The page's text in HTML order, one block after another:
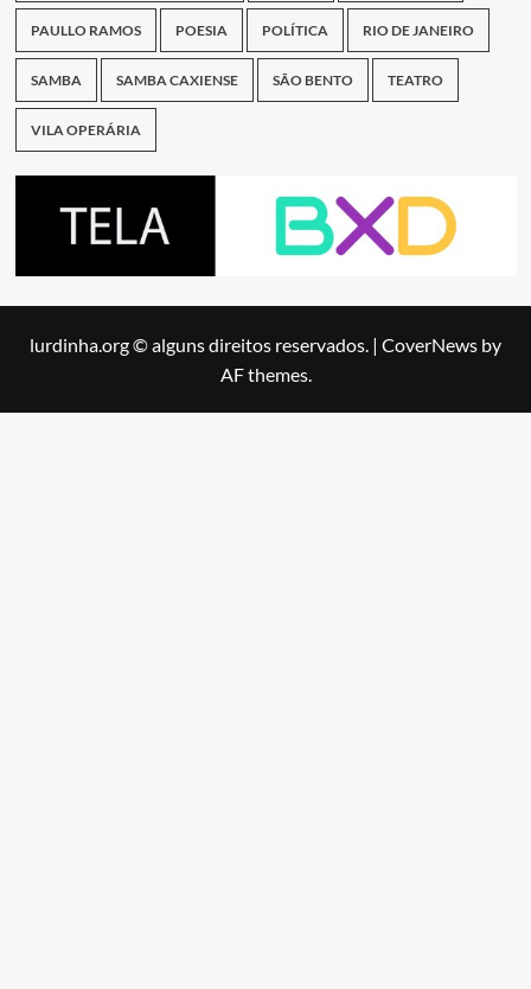
PAULLO RAMOS POESIA POLÍTICA RIO DE JANEIRO
SAMBA SAMBA CAXIENSE SÃO BENTO TEATRO
VILA OPERÁRIA
lurdinha.org © alguns direitos reservados. | CoverNews by
AF themes.